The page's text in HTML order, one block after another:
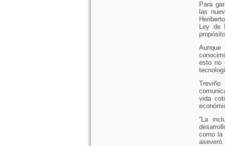
Para
las
Ley de
esto no
Treviño
vida
“La
como la
aseveró.